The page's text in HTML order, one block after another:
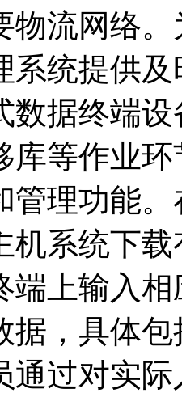
物流网络
系统提供
数据终端
库等作业
管理功能
机系统下
端上输入
据，具体
通过对实